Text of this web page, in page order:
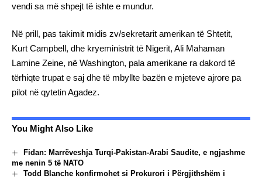
vendi sa më shpejt të ishte e mundur.
Në prill, pas takimit midis zv/sekretarit amerikan të Shtetit,
Kurt Campbell, dhe kryeministrit të Nigerit, Ali Mahaman
Lamine Zeine, në Washington, pala amerikane ra dakord të
tërhiqte trupat e saj dhe të mbyllte bazën e mjeteve ajrore pa
pilot në qytetin Agadez.
You Might Also Like
Fidan: Marrëveshja Turqi-Pakistan-Arabi Saudite, e ngjashme
me nenin 5 të NATO
Todd Blanche konfirmohet si Prokurori i Përgjithshëm i